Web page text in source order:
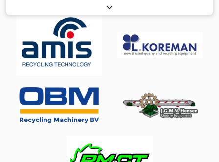
машини — це сучасні палетні та стретч-обгорткові системи,
в яких потужний обертовий важіль у поєднанні з надійною
системою попереднього розтягування забезпечує точне
обгортання палет. Дана передова технологія дозволяє
залишати вантаж без змін під час циклу обгортання.
Завдяки цьому обертальні стрічкопакувальні машини
ідеально підходять для палет з легкою або нестабільною
Максимальна висота продукції: 2.000 мм Deder Nc Spjpfx
Algekr - Максимальні розміри палети: 1.200x1.200 мм -
Мінімальна вага: 45 кг